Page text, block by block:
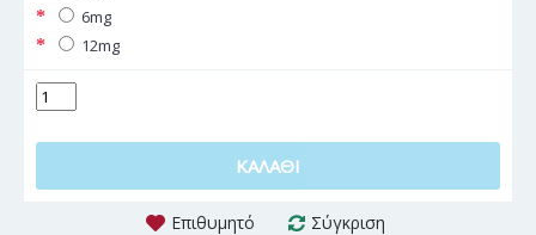
6mg
12mg
ΚΑΛΆΘΙ
Επιθυμητό Σύγκριση